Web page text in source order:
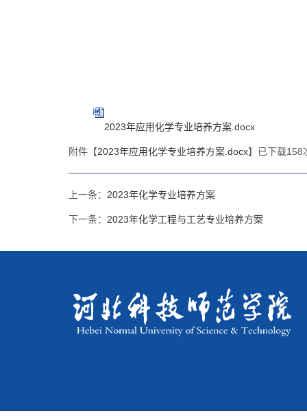
2023年应用化学专业培养方案.docx
附件【2023年应用化学专业培养方案.docx】已下载158
上一条： 2023年化学专业培养方案
下一条： 2023年化学工程与工艺专业培养方案